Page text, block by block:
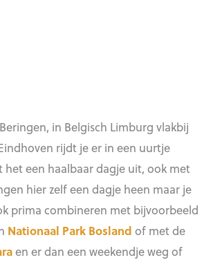
in Belgisch Limburg vlakbij
rijdt je er in een uurtje
het een haalbaar dagje uit, ook met
hier zelf een dagje heen maar je
prima combineren met bijvoorbeeld
Nationaal Park Bosland of met de
en er dan een weekendje weg of